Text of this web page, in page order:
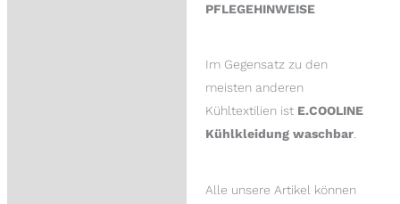
PFLEGEHINWEISE
Im Gegensatz zu den
meisten anderen
Kühltextilien ist E.COOLINE
Kühlkleidung waschbar.
Alle unsere Artikel können